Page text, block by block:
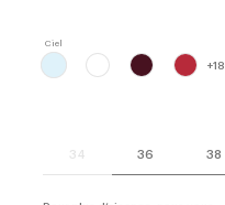
+18
34 36 38